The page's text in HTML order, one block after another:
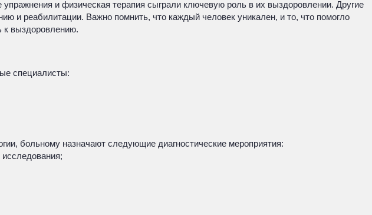
и физическая терапия сыграли ключевую роль в их выздоровлении. Другие
и реабилитации. Важно помнить, что каждый человек уникален, и то, что помогло
к выздоровлению.
специалисты:
больному назначают следующие диагностические мероприятия: